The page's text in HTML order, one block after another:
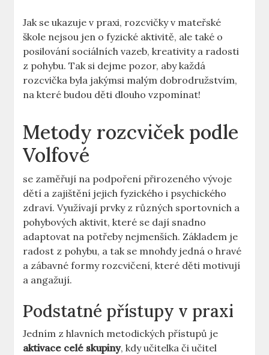
Jak se ukazuje v praxi, rozcvičky v mateřské
škole nejsou jen o fyzické aktivitě, ale také o
posilování sociálních vazeb, kreativity a radosti
z pohybu. Tak si dejme pozor, aby každá
rozcvička byla jakýmsi malým dobrodružstvím,
na které budou děti dlouho vzpomínat!
Metody rozcviček podle
Volfové
se zaměřují na podpoření přirozeného vývoje
dětí a zajištění jejich fyzického i psychického
zdraví. Využívají prvky z různých sportovních a
pohybových aktivit, které se dají snadno
adaptovat na potřeby nejmenších. Základem je
radost z pohybu, a tak se mnohdy jedná o hravé
a zábavné formy rozcvičení, které děti motivují
a angažují.
Podstatné přístupy v praxi
Jedním z hlavních metodických přístupů je
aktivace celé skupiny, kdy učitelka či učitel